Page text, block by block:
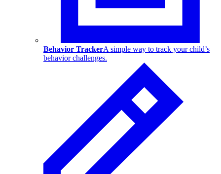
Behavior TrackerA simple way to track your child’s
behavior challenges.